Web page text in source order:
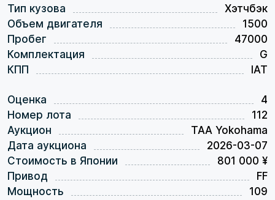
Тип кузова
Хэтчбэк
Объем двигателя
1500
Пробег
47000
Комплектация
G
КПП
IAT
Оценка
4
Номер лота
112
Аукцион
TAA Yokohama
Дата аукциона
2026-03-07
Стоимость в Японии
801 000 ¥
Привод
FF
Мощность
109